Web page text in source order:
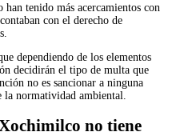
tenido más acercamientos con
con el derecho de
dependiendo de los elementos
decidirán el tipo de multa que
no es sancionar a ninguna
la normatividad ambiental.
no tiene